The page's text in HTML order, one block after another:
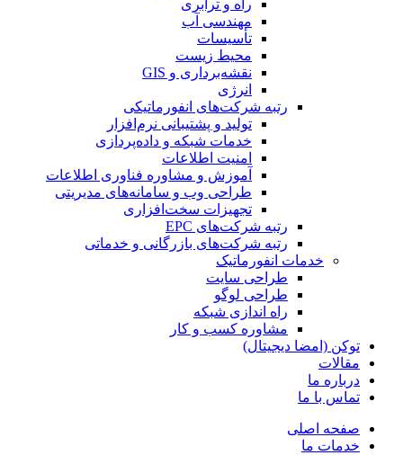
راه و ترابری
مهندسی آب
تأسیسات
محیط زیست
نقشه‌برداری و GIS
انرژی
رتبه شرکت‌های انفورماتیکی
تولید و پشتیبانی نرم‌افزار
خدمات شبکه و داده‌پردازی
امنیت اطلاعات
آموزش و مشاوره فناوری اطلاعات
طراحی وب و سامانه‌های مدیریتی
تجهیزات سخت‌افزاری
رتبه شرکت‌های EPC
رتبه شرکت‌های بازرگانی و خدماتی
خدمات انفورماتیک
طراحی سایت
طراحی لوگو
راه اندازی شبکه
مشاوره کسب و کار
توکن (امضا دیجیتال)
مقالات
درباره ما
تماس با ما
صفحه اصلی
خدمات ما